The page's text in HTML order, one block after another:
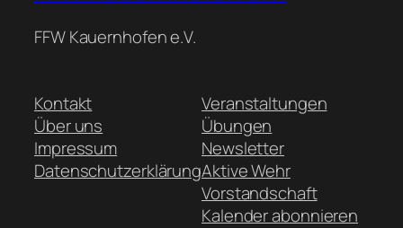
FFW Kauernhofen e.V.
Kontakt
Über uns
Impressum
Datenschutzerklärung
Veranstaltungen
Übungen
Newsletter
Aktive Wehr
Vorstandschaft
Kalender abonnieren